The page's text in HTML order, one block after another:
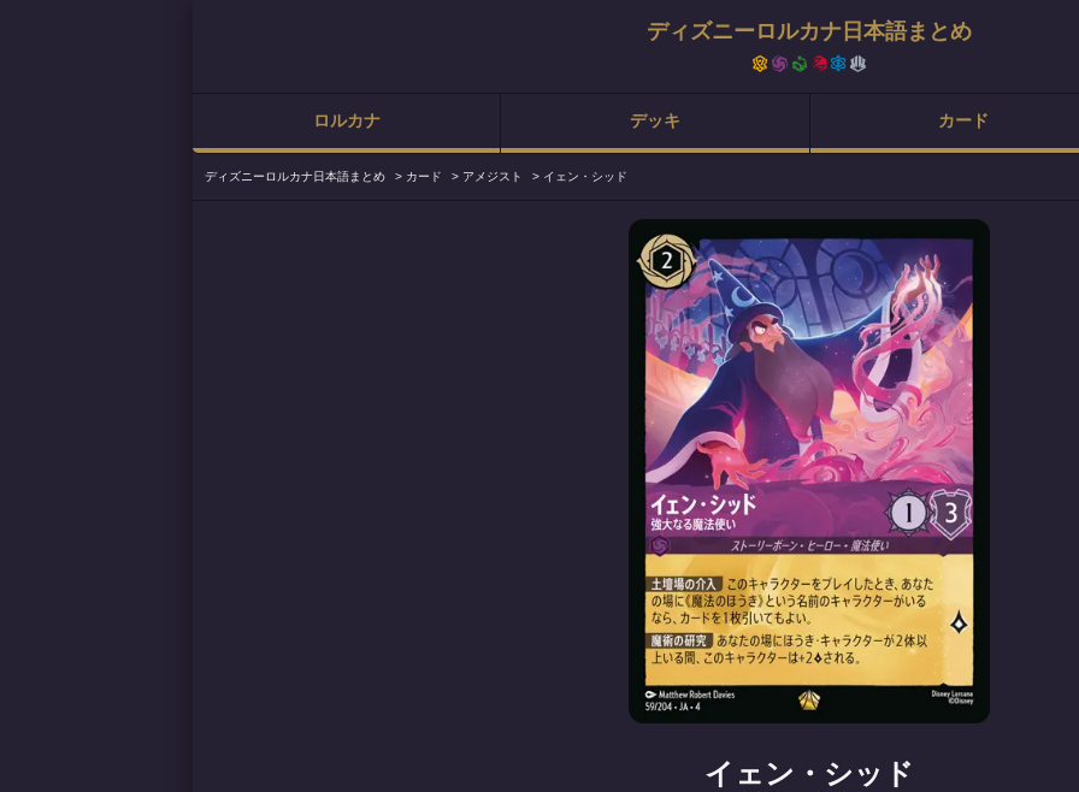
ディズニーロルカナ日本語まとめ
ロルカナ デッキ カード
ディズニーロルカナ日本語まとめ > カード > アメジスト > イェン・シッド
イェン・シッド